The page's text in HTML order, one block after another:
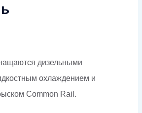
дизельными
охлаждением и
Common Rail.